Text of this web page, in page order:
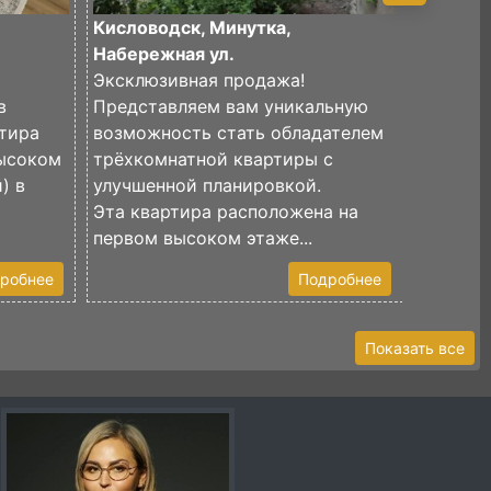
в
Кисловодск, Минутка,
Набережная ул.
Эксклюзивная продажа!
Представляем вам уникальную
возможность стать обладателем
трёхкомнатной квартиры с
улучшенной планировкой.
Эта квартира расположена на
первом высоком этаже...
Подробнее
Показать все